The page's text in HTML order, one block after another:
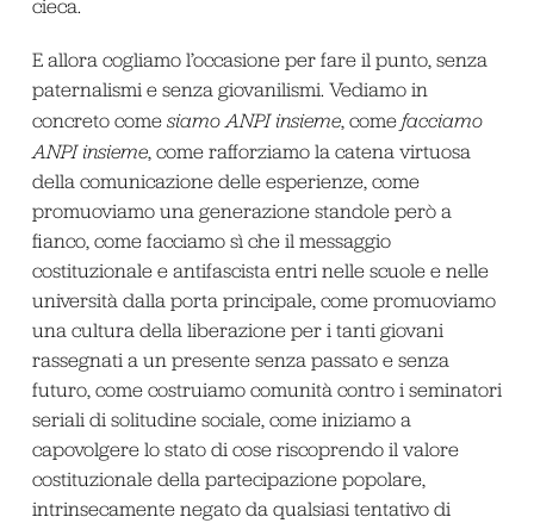
cieca.
E allora cogliamo l’occasione per fare il punto, senza
paternalismi e senza giovanilismi. Vediamo in
concreto come siamo ANPI insieme, come facciamo
ANPI insieme, come rafforziamo la catena virtuosa
della comunicazione delle esperienze, come
promuoviamo una generazione standole però a
fianco, come facciamo sì che il messaggio
costituzionale e antifascista entri nelle scuole e nelle
università dalla porta principale, come promuoviamo
una cultura della liberazione per i tanti giovani
rassegnati a un presente senza passato e senza
futuro, come costruiamo comunità contro i seminatori
seriali di solitudine sociale, come iniziamo a
capovolgere lo stato di cose riscoprendo il valore
costituzionale della partecipazione popolare,
intrinsecamente negato da qualsiasi tentativo di